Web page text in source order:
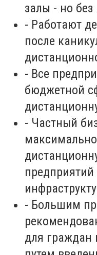
залы - но без
- Работают
после
- Все
бюджетной
- Частный
предприятий
- Большим
для граждан